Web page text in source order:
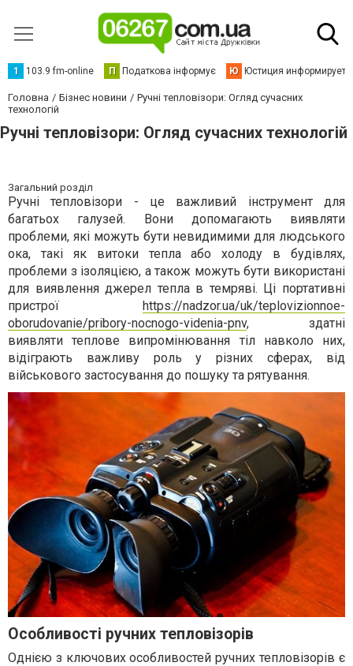
1 103.9 fm-online П Податкова інформує Ю Юстиция информирует
Головна Бізнес новини
Ручні тепловізори: Огляд сучасних
технологій
Ручні тепловізори: Огляд сучасних технологій
Загальний розділ
Ручні тепловізори - це важливий інструмент для
багатьох галузей. Вони допомагають виявляти
проблеми, які можуть бути невидимими для людського
ока, такі як витоки тепла або холоду в будівлях,
проблеми з ізоляцією, а також можуть бути використані
для виявлення джерел тепла в темряві. Ці портативні
пристрої https://nadzor.ua/uk/teplovizionnoe-
oborudovanie/pribory-nocnogo-videnia-pnv, здатні
виявляти теплове випромінювання тіл навколо них,
відіграють важливу роль у різних сферах, від
військового застосування до пошуку та рятування.
Особливості ручних тепловізорів
Однією з ключових особливостей ручних тепловізорів є